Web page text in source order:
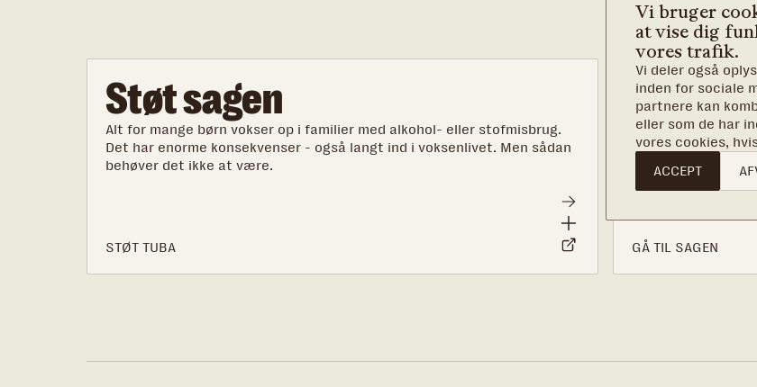
STØT TUBA
Støt sagen
Alt for mange børn vokser op i familier med alkohol- eller stofmisbrug.
Det har enorme konsekvenser - også langt ind i voksenlivet. Men sådan
behøver det ikke at være.
GÅ TIL SAGEN
Det, vi
Hvert år hjælper
mønstre og skabe
til at gøre en
Vi bruger
at vise dig
vores trafik.
Vi deler også
inden for sociale
partnere kan
eller som de har
vores cookies,
ACCEPT